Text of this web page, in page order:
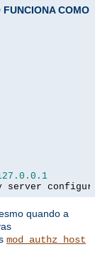
COMO
. 0.1
server
quando a
mod_authz_host